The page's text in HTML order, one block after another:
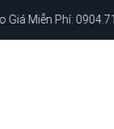
0904.712.881.